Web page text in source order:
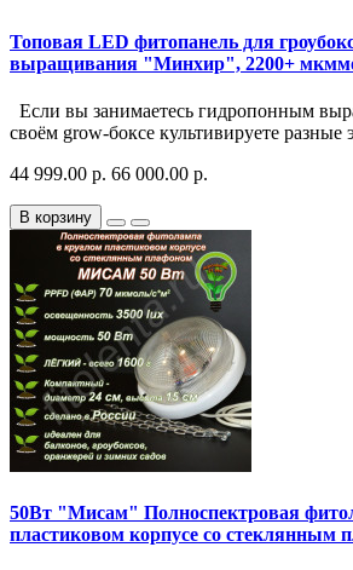
Топовая LED фитопанель для
выращивания "Минхир", 2200+
Если вы занимаетесь гидропонным
своём grow-боксе культивируете разные
44 999.00 р. 66 000.00 р.
В корзину
50Вт "Мисам" Полноспектровая
пластиковом корпусе со стеклянным